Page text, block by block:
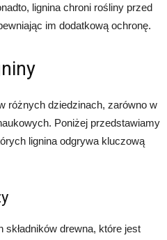
lignina chroni rośliny przed
im dodatkową ochronę.
różnych dziedzinach, zarówno w
Poniżej przedstawiamy
lignina odgrywa kluczową
składników drewna, które jest